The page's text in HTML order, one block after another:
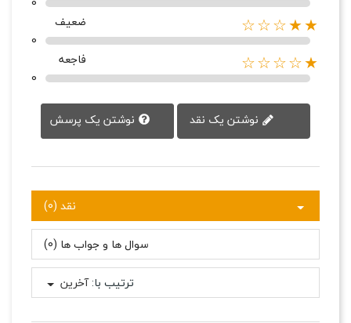
★★☆☆☆
ضعیف
0
★☆☆☆☆
فاجعه
0
نوشتن یک پرسش
نقد (0)
سوال ها و جواب ها (0)
ترتیب با:آخرین